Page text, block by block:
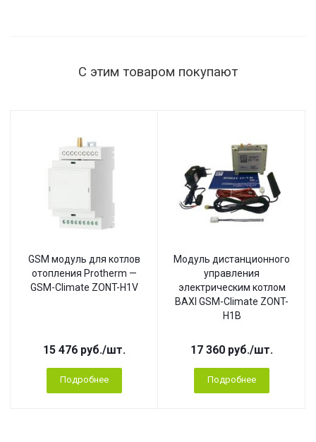
С этим товаром покупают
GSM модуль для котлов
отопления Protherm —
GSM-Climate ZONT-H1V
15 476 руб./шт.
Подробнее
Модуль дистанционного
управления
электрическим котлом
BAXI GSM-Climate ZONT-
H1B
17 360 руб./шт.
Подробнее